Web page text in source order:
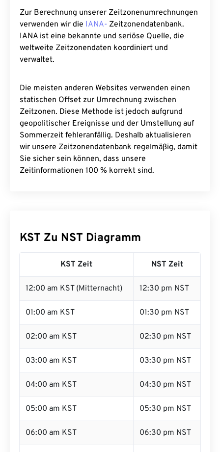
Zur Berechnung unserer Zeitzonenumrechnungen
verwenden wir die IANA- Zeitzonendatenbank.
IANA ist eine bekannte und seriöse Quelle, die
weltweite Zeitzonendaten koordiniert und
verwaltet.
Die meisten anderen Websites verwenden einen
statischen Offset zur Umrechnung zwischen
Zeitzonen. Diese Methode ist jedoch aufgrund
geopolitischer Ereignisse und der Umstellung auf
Sommerzeit fehleranfällig. Deshalb aktualisieren
wir unsere Zeitzonendatenbank regelmäßig, damit
Sie sicher sein können, dass unsere
Zeitinformationen 100 % korrekt sind.
KST Zu NST Diagramm
KST Zeit NST Zeit
12:00 am KST (Mitternacht) 12:30 pm NST
01:00 am KST 01:30 pm NST
02:00 am KST 02:30 pm NST
03:00 am KST 03:30 pm NST
04:00 am KST 04:30 pm NST
05:00 am KST 05:30 pm NST
06:00 am KST 06:30 pm NST